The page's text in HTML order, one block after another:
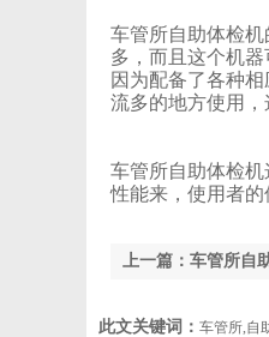
车管所自助体检机
多，而且这个
因为配备了各种相应
流多的地方使用
车管所自助体检机
性能来，使用者
上一篇：车管所
此文关键词： 车管所,自